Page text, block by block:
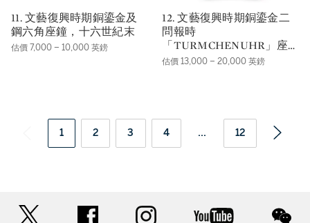
11. 文藝復興時期銅鎏金及
鋼六角座鐘，十六世紀末
估價 7,000 – 10,000 英鎊
12. 文藝復興時期銅鎏金二
問報時
「TURMCHENUHR」座
鐘備鬧鐘，年份約1600
估價 13,000 – 20,000 英鎊
1 2 3 4 ... 12
facebook instagram youtube